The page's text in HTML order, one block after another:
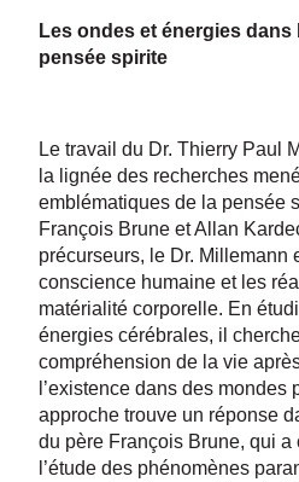
Les ondes et énergies
pensée spirite
Le travail du Dr. Thierry Paul
la lignée des recherches
emblématiques de la pensée
François Brune et Allan
précurseurs, le Dr. Millemann
conscience humaine et les
matérialité corporelle. En
énergies cérébrales, il
compréhension de la vie
l’existence dans des mondes
approche trouve un réponse
du père François Brune, qui a
l’étude des phénomènes